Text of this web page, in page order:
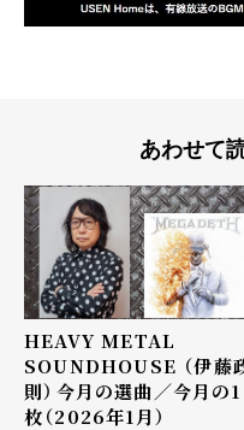
あわせて
HEAVY METAL
SOUNDHOUSE （伊藤
則）――今月の選曲／今月の1
枚（2026年1月）